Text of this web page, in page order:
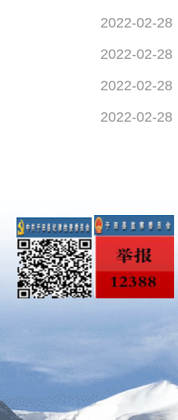
2022-02-28
2022-02-28
2022-02-28
2022-02-28